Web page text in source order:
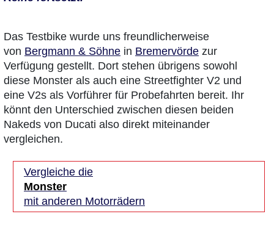
Das Testbike wurde uns freundlicherweise
von Bergmann & Söhne in Bremervörde zur
Verfügung gestellt. Dort stehen übrigens sowohl
diese Monster als auch eine Streetfighter V2 und
eine V2s als Vorführer für Probefahrten bereit. Ihr
könnt den Unterschied zwischen diesen beiden
Nakeds von Ducati also direkt miteinander
vergleichen.
Vergleiche die
Monster
mit anderen Motorrädern